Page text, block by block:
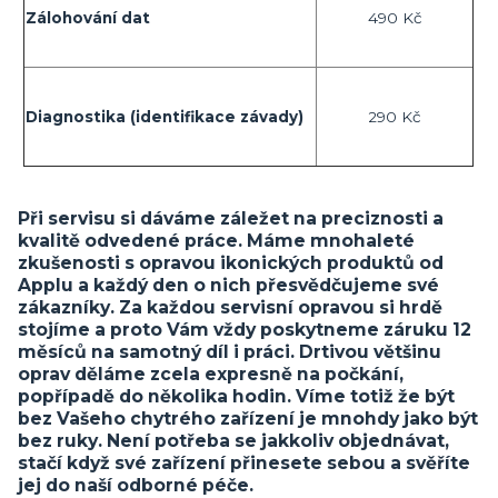
Zálohování dat 490 Kč
Diagnostika (identifikace závady) 290 Kč
Při servisu si dáváme záležet na preciznosti a
kvalitě odvedené práce. Máme mnohaleté
zkušenosti s opravou ikonických produktů od
Applu a každý den o nich přesvědčujeme své
zákazníky. Za každou servisní opravou si hrdě
stojíme a proto Vám vždy poskytneme záruku 12
měsíců na samotný díl i práci. Drtivou většinu
oprav děláme zcela expresně na počkání,
popřípadě do několika hodin. Víme totiž že být
bez Vašeho chytrého zařízení je mnohdy jako být
bez ruky. Není potřeba se jakkoliv objednávat,
stačí když své zařízení přinesete sebou a svěříte
jej do naší odborné péče.